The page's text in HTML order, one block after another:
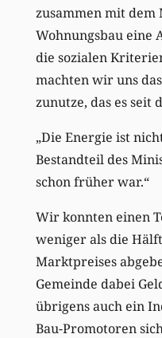
zusammen mit
Wohnungsbau eine
die sozialen
machten wir uns
zunutze, das es seit
„Die Energie ist
Bestandteil des
schon früher war.“
Wir konnten einen
weniger als die
Marktpreises
Gemeinde dabei
übrigens auch ein
Bau-Promotoren